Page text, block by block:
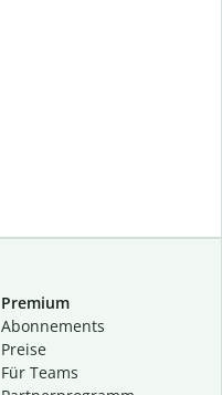
Premium
Abon­ne­ments
Preise
Für Teams